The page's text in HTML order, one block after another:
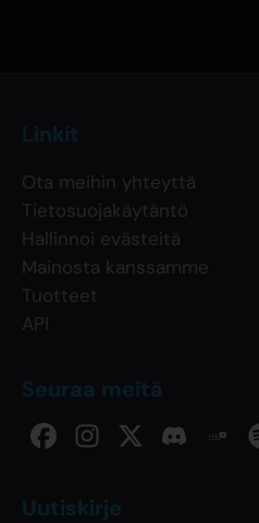
Linkit
Ota meihin yhteyttä
Tietosuojakäytäntö
Hallinnoi evästeitä
Mainosta kanssamme
Tuotteet
API
Seuraa meitä
Uutiskirje